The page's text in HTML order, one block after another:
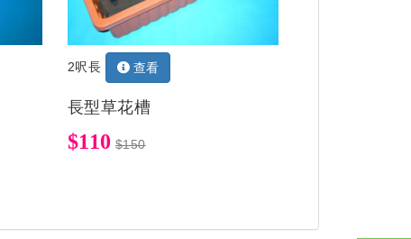
2呎長 查看
長型草花槽
$110 $150